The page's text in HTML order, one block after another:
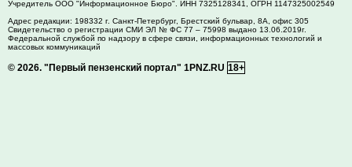
Учредитель ООО "Информационное Бюро". ИНН 7325128341, ОГРН 1147325002549
Адрес редакции: 198332 г. Санкт-Петербург, Брестский бульвар, 8А, офис 305
Свидетельство о регистрации СМИ ЭЛ № ФС 77 – 75998 выдано 13.06.2019г.
Федеральной службой по надзору в сфере связи, информационных технологий и
массовых коммуникаций
© 2026. "Первый пензенский портал" 1PNZ.RU 18+